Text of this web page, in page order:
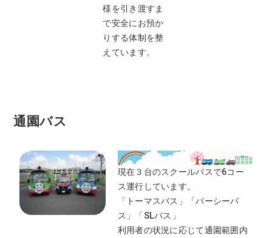
様を引き渡すま
で安全にお預か
りする体制を整
えています。
通園バス
現在３台のスクールバスで6コー
ス運行しています。
「トーマスバス」「パーシーバ
ス」「SLバス」
利用者の状況に応じて通園範囲内